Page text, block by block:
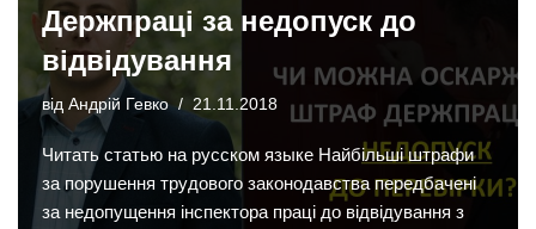
Держпраці за недопуск до
відвідування
від Андрій Гевко 21.11.2018
Читать статью на русском языке Найбільші штрафи
за порушення трудового законодавства передбачені
за недопущення інспектора праці до відвідування з